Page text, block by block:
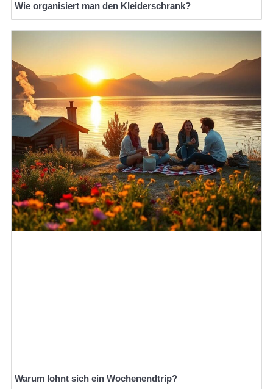
Wie organisiert man den Kleiderschrank?
Warum lohnt sich ein Wochenendtrip?